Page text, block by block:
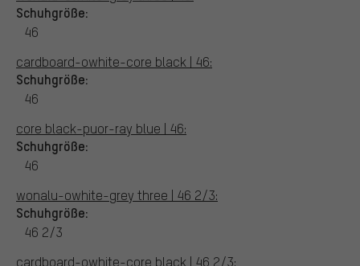
Schuhgröße:
46
cardboard-owhite-core black | 46:
Schuhgröße:
46
core black-puor-ray blue | 46:
Schuhgröße:
46
wonalu-owhite-grey three | 46 2/3:
Schuhgröße:
46 2/3
cardboard-owhite-core black | 46 2/3: